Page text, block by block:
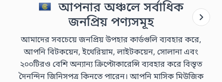
আপনার অঞ্চলে সর্বাধিক
জনপ্রিয় পণ্যসমূহ
আমাদের সবচেয়ে জনপ্রিয় উপহার কার্ডগুলি ব্যবহার করে,
আপনি বিটকয়েন, ইথেরিয়াম, লাইটকয়েন, সোলানা এবং
২০০টিরও বেশি অন্যান্য ক্রিপ্টোকারেন্সি ব্যবহার করে বিস্তৃত
দৈনন্দিন জিনিসপত্র কিনতে পারেন। আপনি মাসিক মিউজিক